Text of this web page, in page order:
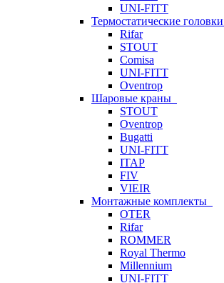
UNI-FITT
Термостатические головки
Rifar
STOUT
Comisa
UNI-FITT
Oventrop
Шаровые краны
STOUT
Oventrop
Bugatti
UNI-FITT
ITAP
FIV
VIEIR
Монтажные комплекты
OTER
Rifar
ROMMER
Royal Thermo
Millennium
UNI-FITT